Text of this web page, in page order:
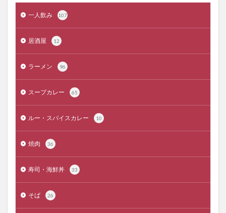
一人飲み 107
居酒屋 12
ラーメン 96
スープカレー 65
ルー・スパイスカレー 10
焼肉 36
寿司・海鮮丼 33
そば 26